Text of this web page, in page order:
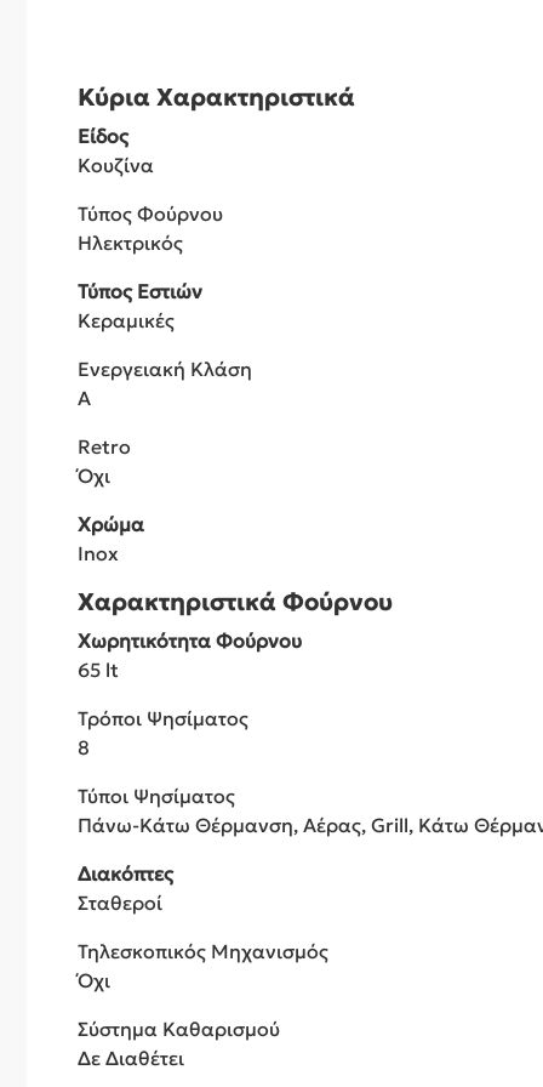
Κύρια Χαρακτηριστικά
Είδος
Κουζίνα
Τύπος Φούρνου
Ηλεκτρικός
Τύπος Εστιών
Κεραμικές
Ενεργειακή Κλάση
A
Retro
Όχι
Χρώμα
Inox
Χαρακτηριστικά Φούρνου
Χωρητικότητα Φούρνου
65 lt
Τρόποι Ψησίματος
8
Τύποι Ψησίματος
Πάνω-Κάτω Θέρμανση, Αέρας, Grill, Κάτω
Διακόπτες
Σταθεροί
Τηλεσκοπικός Μηχανισμός
Όχι
Σύστημα Καθαρισμού
Δε Διαθέτει